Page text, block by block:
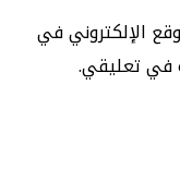
في